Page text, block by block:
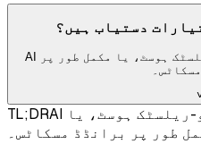
دستیاب ہیں؟
AI اوتار، آواز کے ساتھ فوٹو-ریلسٹک ہوسٹ، یا مکمل طور پر
TL;DRAI اوتار، آواز کے ساتھ فوٹو-ریلسٹک ہوسٹ، یا
طور پر برانڈڈ مسکاٹس۔